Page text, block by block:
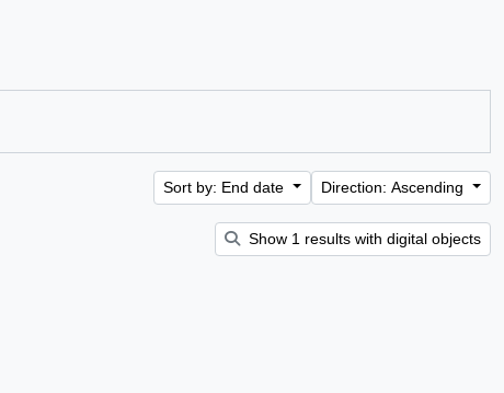
Sort by: End date Direction: Ascending
Show 1 results with digital objects